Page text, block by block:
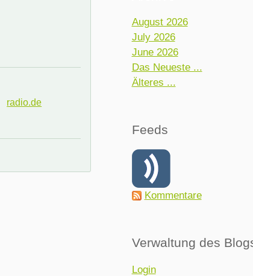
radio.de
August 2026
July 2026
June 2026
Das Neueste ...
Älteres ...
Feeds
Kommentare
Verwaltung des
Login